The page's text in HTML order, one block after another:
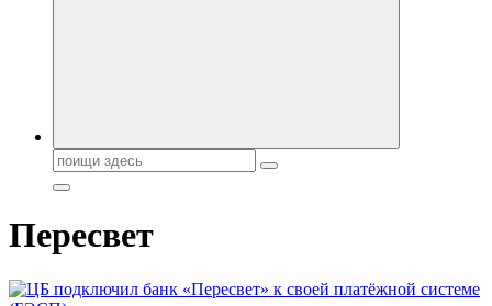
Поиск:
Пересвет